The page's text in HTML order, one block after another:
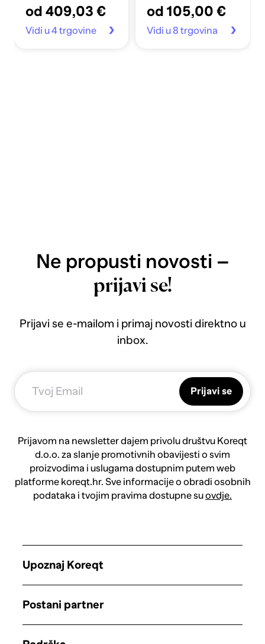
od 409,03 €
Vidi u 4 trgovine
od 105,00 €
Vidi u 8 trgovina
Ne propusti novosti –
prijavi se!
Prijavi se e-mailom i primaj novosti direktno u
inbox.
Prijavi se
Prijavom na newsletter dajem privolu društvu Koreqt
d.o.o. za slanje promotivnih obavijesti o svim
proizvodima i uslugama dostupnim putem web
platforme koreqt.hr. Sve informacije o obradi osobnih
podataka i tvojim pravima dostupne suovdje.
Upoznaj Koreqt
Postani partner